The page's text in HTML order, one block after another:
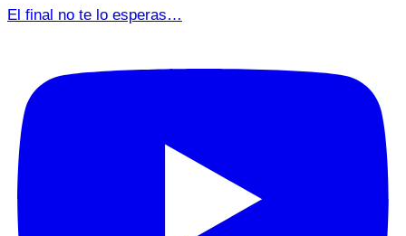
El final no te lo esperas…